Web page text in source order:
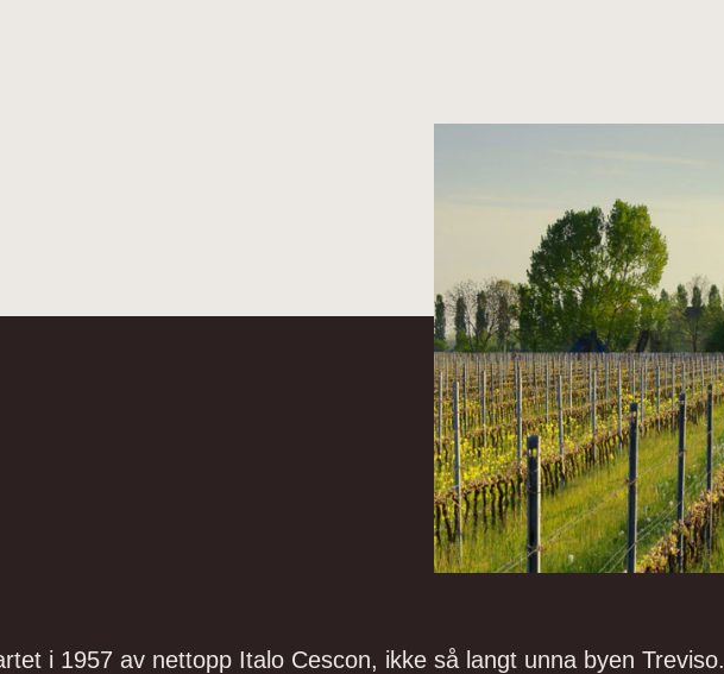
i 1957 av nettopp Italo Cescon, ikke så langt unna byen Treviso.